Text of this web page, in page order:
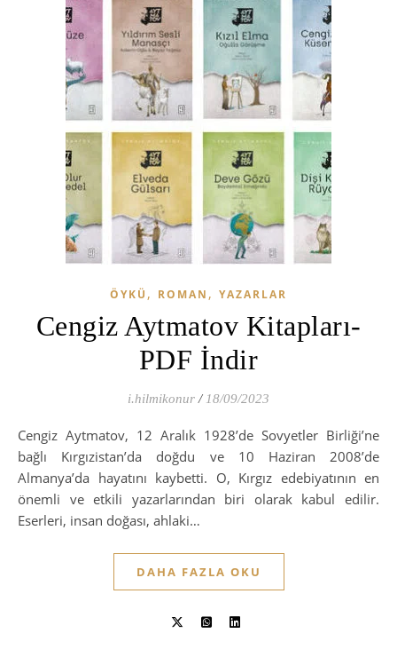
ÖYKÜ , ROMAN , YAZARLAR
Cengiz Aytmatov Kitapları-
PDF İndir
i.hilmikonur / 18/09/2023
Cengiz Aytmatov, 12 Aralık 1928’de Sovyetler Birliği’ne
bağlı Kırgızistan’da doğdu ve 10 Haziran 2008’de
Almanya’da hayatını kaybetti. O, Kırgız edebiyatının en
önemli ve etkili yazarlarından biri olarak kabul edilir.
Eserleri, insan doğası, ahlaki…
DAHA FAZLA OKU